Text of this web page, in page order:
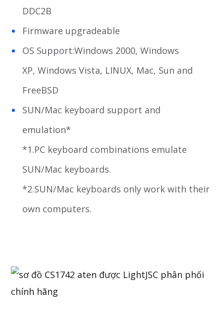
DDC2B
Firmware upgradeable
OS Support:Windows 2000, Windows
XP, Windows Vista, LINUX, Mac, Sun and
FreeBSD
SUN/Mac keyboard support and
emulation*
*1.PC keyboard combinations emulate
SUN/Mac keyboards.
*2.SUN/Mac keyboards only work with their
own computers.